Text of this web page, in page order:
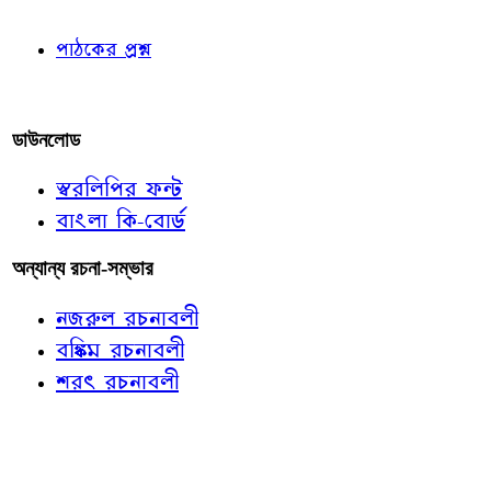
পাঠকের প্রশ্ন
ডাউনলোড
স্বরলিপির ফন্ট
বাংলা কি-বোর্ড
অন্যান্য রচনা-সম্ভার
নজরুল রচনাবলী
বঙ্কিম রচনাবলী
শরৎ রচনাবলী